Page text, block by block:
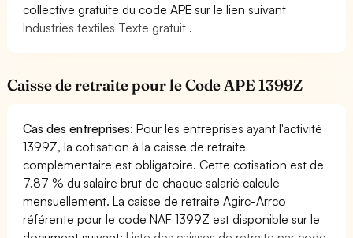
collective gratuite du code APE sur le lien suivant
Industries textiles Texte gratuit .
Caisse de retraite pour le Code APE 1399Z
Cas des entreprises: Pour les entreprises ayant l'activité
1399Z, la cotisation à la caisse de retraite
complémentaire est obligatoire. Cette cotisation est de
7.87 % du salaire brut de chaque salarié calculé
mensuellement. La caisse de retraite Agirc-Arrco
référente pour le code NAF 1399Z est disponible sur le